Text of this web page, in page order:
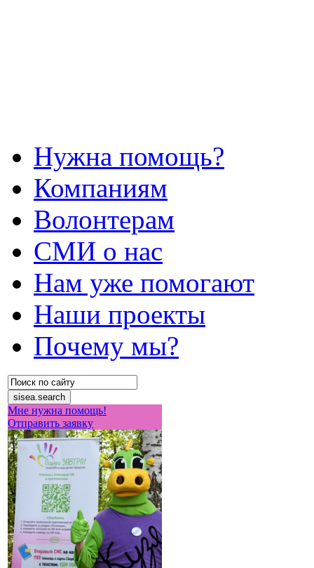
Нужна помощь?
Компаниям
Волонтерам
СМИ о нас
Нам уже помогают
Наши проекты
Почему мы?
Мне нужна помощь!
Отправить заявку